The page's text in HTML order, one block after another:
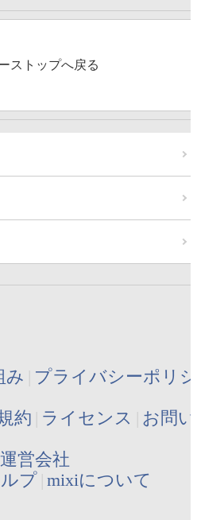
ストップへ戻る
み プライバシーポリ
約 ライセンス お問
運営会社
プ mixiについて